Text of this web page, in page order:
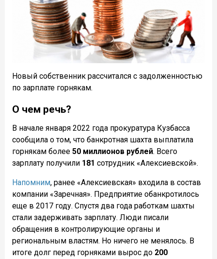
Новый собственник рассчитался с задолженностью
по зарплате горнякам.
О чем речь?
В начале января 2022 года прокуратура Кузбасса
сообщила о том, что банкротная шахта выплатила
горнякам более 50 миллионов рублей. Всего
зарплату получили 181 сотрудник «Алексиевской».
Напомним, ранее «Алексиевская» входила в состав
компании «Заречная». Предприятие обанкротилось
еще в 2017 году. Спустя два года работкам шахты
стали задерживать зарплату. Люди писали
обращения в контролирующие органы и
региональным властям. Но ничего не менялось. В
итоге долг перед горняками вырос до 200